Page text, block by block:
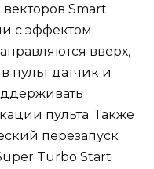
Smart
с эффектом
вверх,
пульт датчик и
пульта. Также
перезапуск
Turbo Start